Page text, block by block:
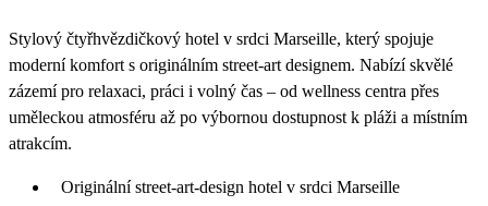
Stylový čtyřhvězdičkový hotel v srdci Marseille, který spojuje
moderní komfort s originálním street-art designem. Nabízí skvělé
zázemí pro relaxaci, práci i volný čas – od wellness centra přes
uměleckou atmosféru až po výbornou dostupnost k pláži a místním
atrakcím.
Originální street-art-design hotel v srdci Marseille